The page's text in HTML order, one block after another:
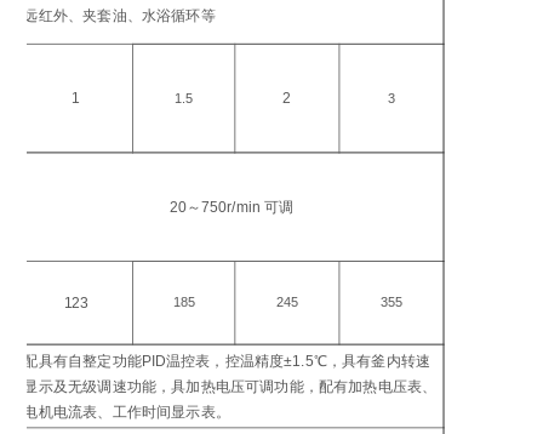
远红外、夹套油、水浴循环等
1 1.5 2 3
20～750r/min 可调
123 185 245 355
配具有自整定功能PID温控表，控温精度±1.5℃，具有釜内转速
显示及无级调速功能，具加热电压可调功能，配有加热电压表、
电机电流表、工作时间显示表。